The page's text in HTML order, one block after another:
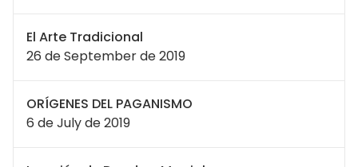
El Arte Tradicional
26 de September de 2019
ORÍGENES DEL PAGANISMO
6 de July de 2019